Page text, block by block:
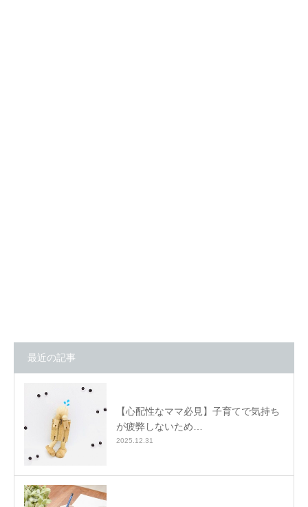
最近の記事
【心配性なママ必見】子育てで気持ち
が疲弊しないため…
2025.12.31